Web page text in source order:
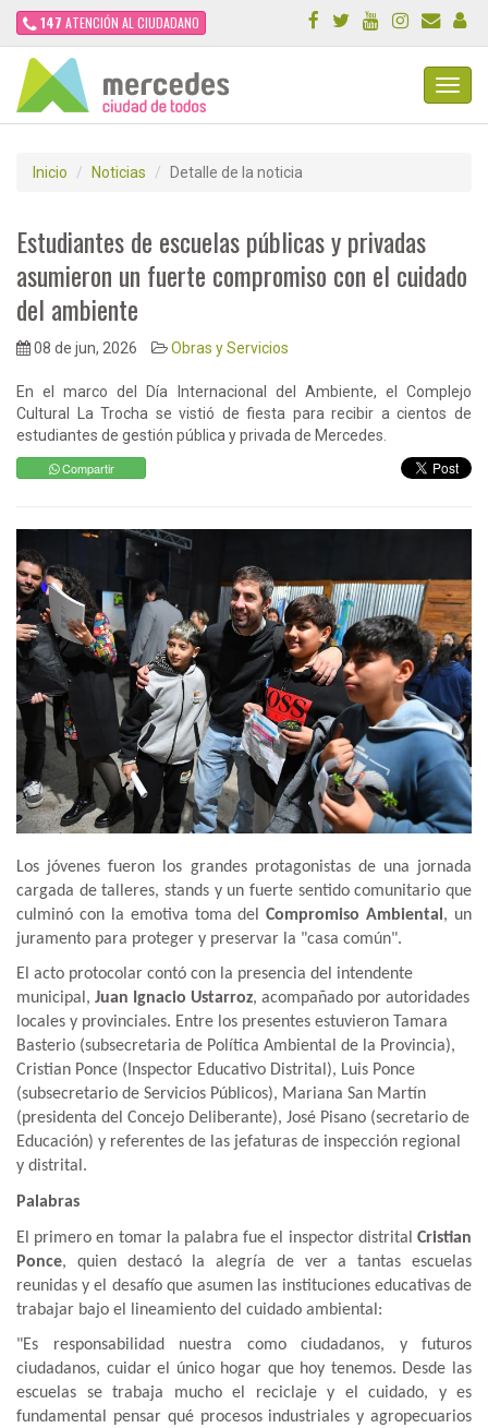
147 ATENCIÓN AL CIUDADANO
Inicio Noticias Detalle de la noticia
Estudiantes de escuelas públicas y privadas
asumieron un fuerte compromiso con el cuidado
del ambiente
08 de jun, 2026 Obras y Servicios
En el marco del Día Internacional del Ambiente, el Complejo
Cultural La Trocha se vistió de fiesta para recibir a cientos de
estudiantes de gestión pública y privada de Mercedes.
Compartir
Los jóvenes fueron los grandes protagonistas de una jornada
cargada de talleres, stands y un fuerte sentido comunitario que
culminó con la emotiva toma del
Compromiso Ambiental , un
juramento para proteger y preservar la "casa común".
El acto protocolar contó con la presencia del intendente
municipal, Juan Ignacio Ustarroz, acompañado por autoridades
locales y provinciales. Entre los presentes estuvieron Tamara
Basterio (subsecretaria de Política Ambiental de la Provincia),
Cristian Ponce (Inspector Educativo Distrital), Luis Ponce
(subsecretario de Servicios Públicos), Mariana San Martín
(presidenta del Concejo Deliberante), José Pisano (secretario de
Educación) y referentes de las jefaturas de inspección regional
y distrital.
Palabras
El primero en tomar la palabra fue el inspector distrital Cristian
Ponce, quien destacó la alegría de ver a tantas escuelas
reunidas y el desafío que asumen las instituciones educativas de
trabajar bajo el lineamiento del cuidado ambiental:
"Es responsabilidad nuestra como ciudadanos, y futuros
ciudadanos, cuidar el único hogar que hoy tenemos. Desde las
escuelas se trabaja mucho el reciclaje y el cuidado, y es
fundamental pensar qué procesos industriales y agropecuarios